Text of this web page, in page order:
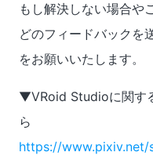
もし解決しない場合や
どのフィードバックを
をお願いいたします。
▼VRoid Studioに関す
ら
https://www.pixiv.net/